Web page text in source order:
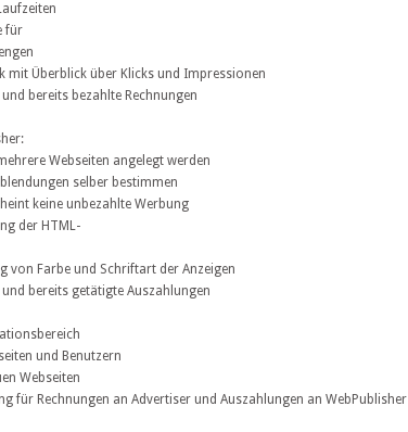
für
mit Überblick über Klicks und Impressionen
bereits bezahlte Rechnungen
Webseiten angelegt werden
selber bestimmen
keine unbezahlte Werbung
der HTML-
von Farbe und Schriftart der Anzeigen
bereits getätigte Auszahlungen
und Benutzern
Webseiten
für Rechnungen an Advertiser und Auszahlungen an WebPublisher